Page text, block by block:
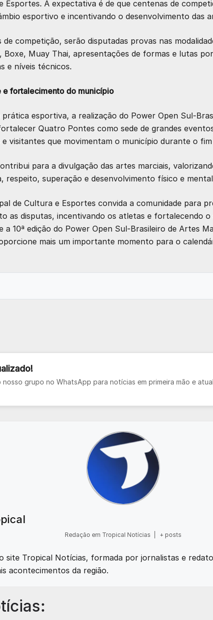
Esportes. A expectativa é de que centenas de
esportivo e incentivando o desenvolvimento das
de competição, serão disputadas provas nas
Boxe, Muay Thai, apresentações de formas e lutas
e níveis técnicos.
e fortalecimento do município
esportiva, a realização do Power Open Sul-
Quatro Pontes como sede de grandes
e visitantes que movimentam o município durante o
para a divulgação das artes marciais,
respeito, superação e desenvolvimento físico e
de Cultura e Esportes convida a comunidade para
as disputas, incentivando os atletas e fortalecendo
a 10ª edição do Power Open Sul-Brasileiro de Artes
mais um importante momento para o
grupo no WhatsApp para notícias em primeira mão e
Redação em Tropical Notícias + posts
site Tropical Notícias, formada por jornalistas e
acontecimentos da região.